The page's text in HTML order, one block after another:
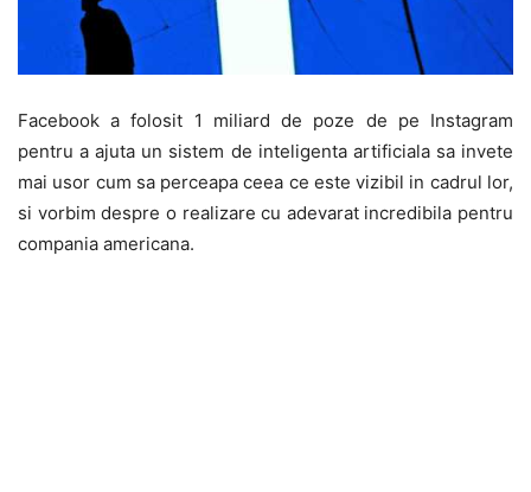
Facebook a folosit 1 miliard de poze de pe Instagram
pentru a ajuta un sistem de inteligenta artificiala sa invete
mai usor cum sa perceapa ceea ce este vizibil in cadrul lor,
si vorbim despre o realizare cu adevarat incredibila pentru
compania americana.